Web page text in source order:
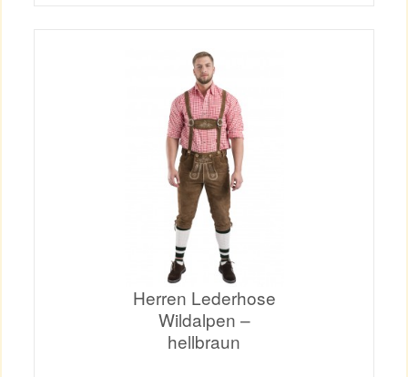
Herren Lederhose
Wildalpen –
hellbraun